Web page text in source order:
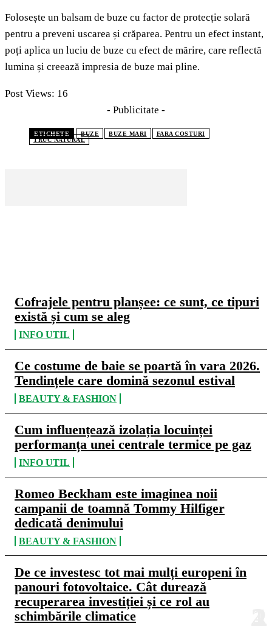
Cofrajele pentru planșee: ce sunt, ce tipuri
există și cum se aleg
INFO UTIL
Ce costume de baie se poartă în vara 2026.
Tendințele care domină sezonul estival
BEAUTY & FASHION
Cum influențează izolația locuinței
performanța unei centrale termice pe gaz
INFO UTIL
Romeo Beckham este imaginea noii
campanii de toamnă Tommy Hilfiger
dedicată denimului
BEAUTY & FASHION
De ce investesc tot mai mulți europeni în
panouri fotovoltaice. Cât durează
recuperarea investiției și ce rol au
schimbările climatice
Folosește un balsam de buze cu factor de protecție solară
pentru a preveni uscarea și crăparea. Pentru un efect instant,
poți aplica un luciu de buze cu efect de mărire, care reflectă
lumina și creează impresia de buze mai pline.
Post Views: 16
- Publicitate -
ETICHETE BUZE BUZE MARI
FARA COSTURI
TRUC NATURAL